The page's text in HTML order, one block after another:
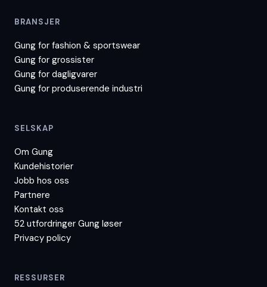
BRANSJER
Gung for fashion & sportswear
Gung for grossister
Gung for dagligvarer
Gung for produserende industri
SELSKAP
Om Gung
Kundehistorier
Jobb hos oss
Partnere
Kontakt oss
52 utfordringer Gung løser
Privacy policy
RESSURSER